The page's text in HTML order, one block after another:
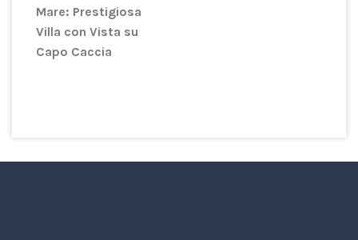
Mare: Prestigiosa
Villa con Vista su
Capo Caccia